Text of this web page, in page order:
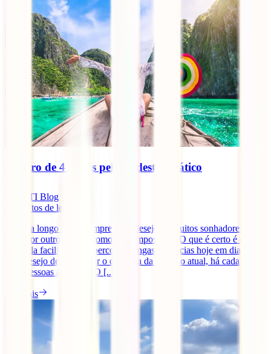
Roteiro de 4 meses pelo Sudeste Asiático
IATI Blog
minutos de leitura
Viajar a longo prazo sempre foi o desejo de muitos sonhadores e
visto por outros tantos como algo impossível. O que é certo é que,
seja pela facilidade em percorrer longas distâncias hoje em dia ou
pelo desejo de aproveitar o dia a dia da geração atual, há cada vez
mais pessoas a fazê-lo. O [...]
Ler mais